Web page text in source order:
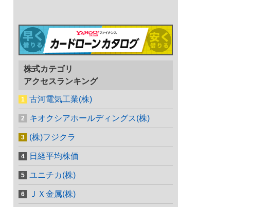
株式カテゴリ
アクセスランキング
古河電気工業(株)
キオクシアホールディングス(株)
(株)フジクラ
日経平均株価
ユニチカ(株)
ＪＸ金属(株)